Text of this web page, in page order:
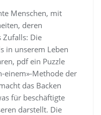
Menschen, mit
deren
Die
in unserem Leben
pdf ein Puzzle
einem»-Methode der
das Backen
für beschäftigte
darstellt. Die